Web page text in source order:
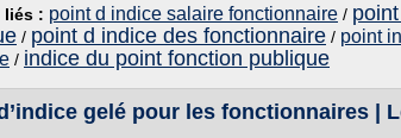
liés : point d indice salaire fonctionnaire /
/ point d indice des fonctionnaire / point
/ indice du point fonction publique
gelé pour les fonctionnaires |